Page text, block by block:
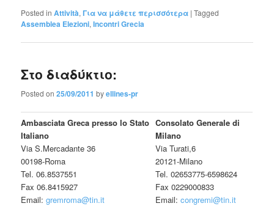
Posted in Attività, Για να μάθετε περισσότερα |Tagged
Assemblea Elezioni,Incontri Grecia
Στο διαδύκτιο:
Posted on25/09/2011 byellines-pr
Ambasciata Greca presso lo Stato
Italiano
Via S.Mercadante 36
00198-Roma
Tel. 06.8537551
Fax 06.8415927
Email:gremroma@tin.it
Consolato Generale di
Milano
Via Turati,6
20121-Milano
Tel. 02653775-6598624
Fax 0229000833
Email:congremi@tin.it